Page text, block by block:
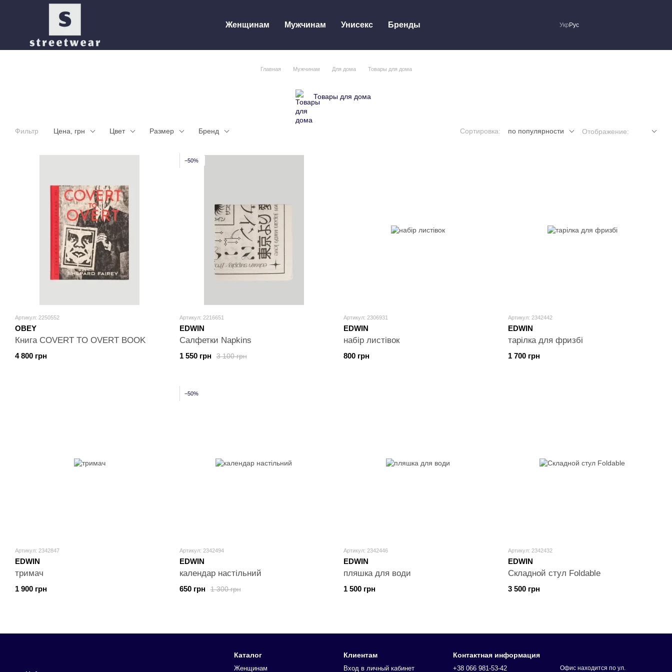
Женщинам Мужчинам Унисекс Бренды Укр Рус
Главная Мужчинам Для дома Товары для дома
Товары для дома
Фильтр Цена, грн Цвет Размер Бренд Сортировка: по популярности Отображение:
Артикул: 2250552
OBEY
Книга COVERT TO OVERT BOOK
4 800 грн
−50%
Артикул: 2216651
EDWIN
Салфетки Napkins
3 100 грн
1 550 грн
Артикул: 2306931
EDWIN
набір листівок
800 грн
Артикул: 2342442
EDWIN
тарілка для фризбі
1 700 грн
Артикул: 2342847
EDWIN
тримач
1 900 грн
−50%
Артикул: 2342494
EDWIN
календар настільний
1 300 грн
650 грн
Артикул: 2342446
EDWIN
пляшка для води
1 500 грн
Артикул: 2342432
EDWIN
Складной стул Foldable
3 500 грн
Каталог
Женщинам
Клиентам
Вход в личный кабинет
Контактная информация
+38 066 981-53-42 Офис находится по ул.